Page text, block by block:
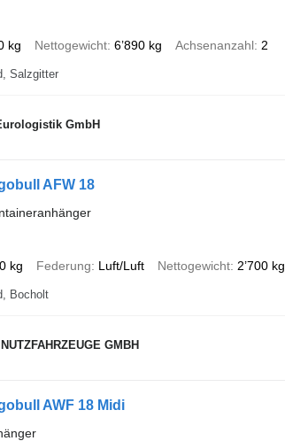
kg Nettogewicht 6’890 kg Achsenanzahl 2
Salzgitter
GmbH
AFW 18
kg Federung Luft/Luft Nettogewicht 2’700 kg
Bocholt
GMBH
AWF 18 Midi